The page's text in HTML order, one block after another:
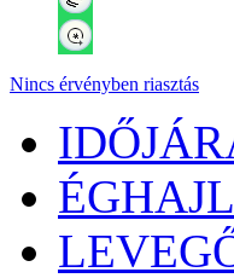
Nincs érvényben riasztás